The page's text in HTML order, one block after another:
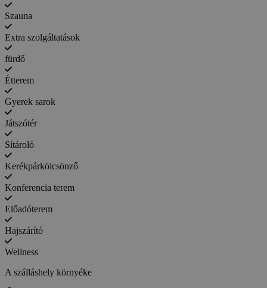
Szauna
Extra szolgáltatások
fürdő
Étterem
Gyerek sarok
Játszótér
Sítároló
Kerékpárkölcsönző
Konferencia terem
Előadóterem
Hajszárító
Wellness
A szálláshely környéke